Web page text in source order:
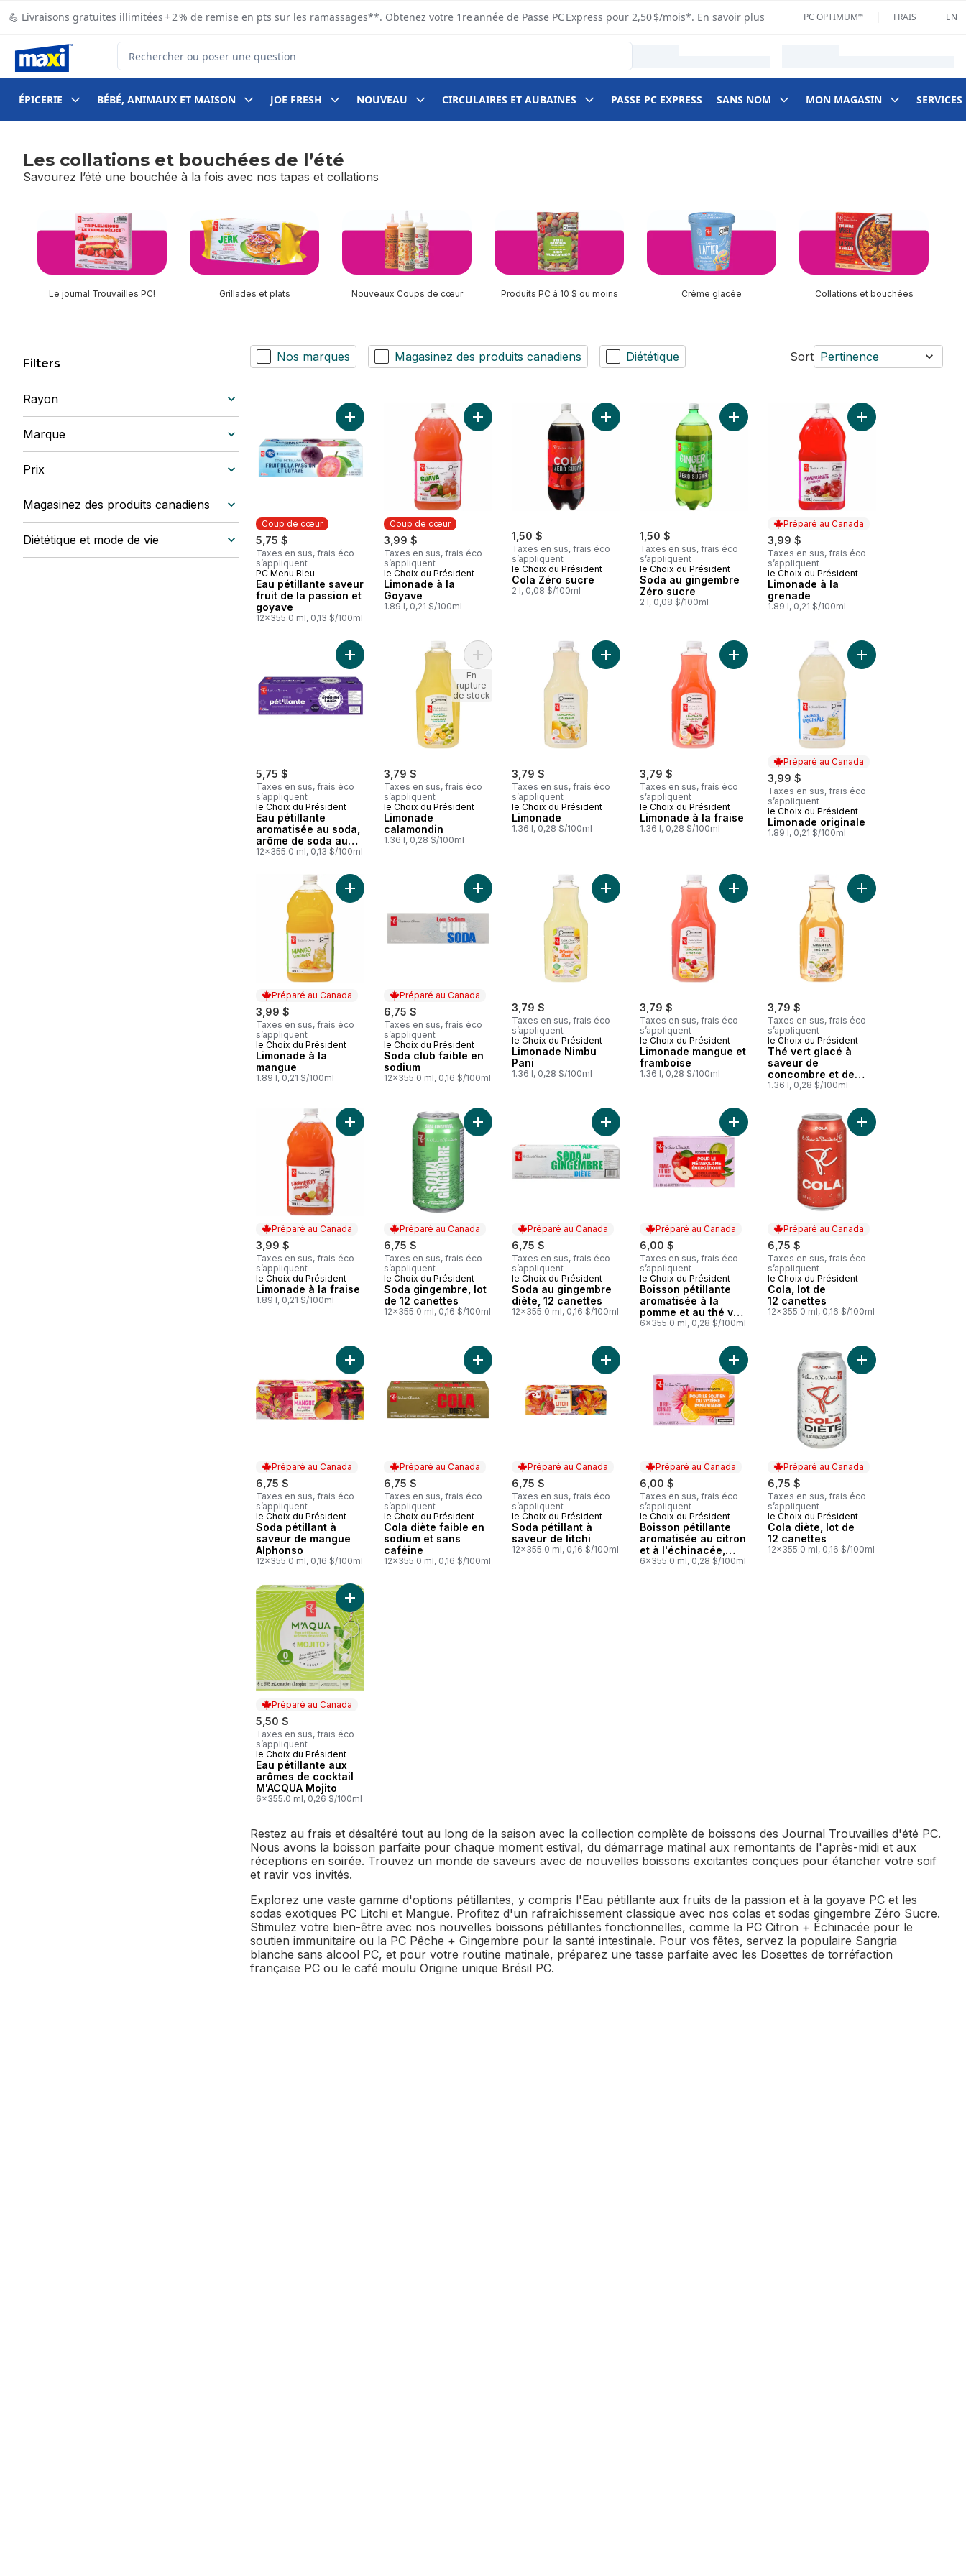
💪 Livraisons gratuites illimitées + 2 % de remise en pts sur les ramassages**. Obtenez votre 1re année de Passe PC Express pour 2,50 $/mois*. En savoir plus PC OPTIMUM🅪 FRAIS EN
Rechercher des produits
ÉPICERIE BÉBÉ, ANIMAUX ET MAISON JOE FRESH NOUVEAU CIRCULAIRES ET AUBAINES PASSE PC EXPRESS SANS NOM MON MAGASIN SERVICES
Les collations et bouchées de l’été
Savourez l’été une bouchée à la fois avec nos tapas et collations
Le journal Trouvailles PC! Grillades et plats Nouveaux Coups de cœur Produits PC à 10 $ ou moins Crème glacée Collations et bouchées
Filters
Rayon
Marque
Prix
Magasinez des produits canadiens
Diététique et mode de vie
Nos marques Magasinez des produits canadiens Diététique Sort Pertinence
Coup de cœur
5,75 $
Taxes en sus, frais éco
s’appliquent
Coup de cœur
PC Menu Bleu
Eau pétillante saveur
fruit de la passion et
goyave
12x355.0 ml, 0,13 $/100ml
Coup de cœur
3,99 $
Taxes en sus, frais éco
s’appliquent
Coup de cœur
le Choix du Président
Limonade à la
Goyave
1.89 l, 0,21 $/100ml
Ajouter Limonade à la Goyave au panier
1,50 $
Taxes en sus, frais éco
s’appliquent
le Choix du Président
Cola Zéro sucre
2 l, 0,08 $/100ml
Ajouter Cola Zéro sucre au panier
1,50 $
Taxes en sus, frais éco
s’appliquent
le Choix du Président
Soda au gingembre
Zéro sucre
2 l, 0,08 $/100ml
Ajouter Soda au gingembre Zéro sucre au panier
Préparé au Canada
3,99 $
Taxes en sus, frais éco
s’appliquent
Préparé au Canada
le Choix du Président
Limonade à la
grenade
1.89 l, 0,21 $/100ml
Ajouter Limonade à
5,75 $
Taxes en sus, frais éco
s’appliquent
le Choix du Président
Eau pétillante
aromatisée au soda,
arôme de soda au
raisin, 12 canettes
12x355.0 ml, 0,13 $/100ml
Ajouter Eau pétillante aromatisée au soda, arôme de soda au raisin, 12 canettes au panier
3,79 $
Taxes en sus, frais éco
s’appliquent
le Choix du Président
Limonade
calamondin
1.36 l, 0,28 $/100ml
Ajouter Limonade calamondin au panier
En
rupture
de stock
3,79 $
Taxes en sus, frais éco
s’appliquent
le Choix du Président
Limonade
1.36 l, 0,28 $/100ml
Ajouter Limonade au panier
3,79 $
Taxes en sus, frais éco
s’appliquent
le Choix du Président
Limonade à la fraise
1.36 l, 0,28 $/100ml
Ajouter Limonade à la fraise au panier
Préparé au Canada
3,99 $
Taxes en sus, frais éco
s’appliquent
Préparé au Canada
le Choix du Président
Limonade originale
1.89 l, 0,21 $/100ml
Ajouter Limonade
Préparé au Canada
3,99 $
Taxes en sus, frais éco
s’appliquent
Préparé au Canada
le Choix du Président
Limonade à la
mangue
1.89 l, 0,21 $/100ml
Ajouter Limonade à la mangue au panier
Préparé au Canada
6,75 $
Taxes en sus, frais éco
s’appliquent
Préparé au Canada
le Choix du Président
Soda club faible en
sodium
12x355.0 ml, 0,16 $/100ml
Ajouter Soda club faible en sodium au panier
3,79 $
Taxes en sus, frais éco
s’appliquent
le Choix du Président
Limonade Nimbu
Pani
1.36 l, 0,28 $/100ml
Ajouter Limonade Nimbu Pani au panier
3,79 $
Taxes en sus, frais éco
s’appliquent
le Choix du Président
Limonade mangue et
framboise
1.36 l, 0,28 $/100ml
Ajouter Limonade mangue et framboise au panier
3,79 $
Taxes en sus, frais éco
s’appliquent
le Choix du Président
Thé vert glacé à
saveur de
concombre et de
menthe
1.36 l, 0,28 $/100ml
Ajouter Thé vert
Préparé au Canada
3,99 $
Taxes en sus, frais éco
s’appliquent
Préparé au Canada
le Choix du Président
Limonade à la fraise
1.89 l, 0,21 $/100ml
Ajouter Limonade à la fraise au panier
Préparé au Canada
6,75 $
Taxes en sus, frais éco
s’appliquent
Préparé au Canada
le Choix du Président
Soda gingembre, lot
de 12 canettes
12x355.0 ml, 0,16 $/100ml
Ajouter Soda gingembre, lot de 12 canettes au panier
Préparé au Canada
6,75 $
Taxes en sus, frais éco
s’appliquent
Préparé au Canada
le Choix du Président
Soda au gingembre
diète, 12 canettes
12x355.0 ml, 0,16 $/100ml
Ajouter Soda au gingembre diète, 12 canettes au panier
Préparé au Canada
6,00 $
Taxes en sus, frais éco
s’appliquent
Préparé au Canada
le Choix du Président
Boisson pétillante
aromatisée à la
pomme et au thé vert
avec vitamine B12
6x355.0 ml, 0,28 $/100ml
Ajouter Boisson pétillante aromatisée à la
Préparé au Canada
6,75 $
Taxes en sus, frais éco
s’appliquent
Préparé au Canada
le Choix du Président
Cola, lot de
12 canettes
12x355.0 ml, 0,16 $/100ml
Ajouter Cola, lot de
Préparé au Canada
6,75 $
Taxes en sus, frais éco
s’appliquent
Préparé au Canada
le Choix du Président
Soda pétillant à
saveur de mangue
Alphonso
12x355.0 ml, 0,16 $/100ml
Ajouter Soda pétillant à saveur de mangue Alphonso au panier
Préparé au Canada
6,75 $
Taxes en sus, frais éco
s’appliquent
Préparé au Canada
le Choix du Président
Cola diète faible en
sodium et sans
caféine
12x355.0 ml, 0,16 $/100ml
Ajouter Cola diète faible en sodium et sans caféine au panier
Préparé au Canada
6,75 $
Taxes en sus, frais éco
s’appliquent
Préparé au Canada
le Choix du Président
Soda pétillant à
saveur de litchi
12x355.0 ml, 0,16 $/100ml
Ajouter Soda pétillant à saveur de litchi au panier
Préparé au Canada
6,00 $
Taxes en sus, frais éco
s’appliquent
Préparé au Canada
le Choix du Président
Boisson pétillante
aromatisée au citron
et à l'échinacée,
avec du zinc pour le
6x355.0 ml, 0,28 $/100ml
Préparé au Canada
6,75 $
Taxes en sus, frais éco
s’appliquent
Préparé au Canada
le Choix du Président
Cola diète, lot de
12 canettes
12x355.0 ml, 0,16 $/100ml
Ajouter Cola diète,
Préparé au Canada
5,50 $
Taxes en sus, frais éco
s’appliquent
Préparé au Canada
le Choix du Président
Eau pétillante aux
arômes de cocktail
M'ACQUA Mojito
6x355.0 ml, 0,26 $/100ml
Ajouter Eau pétillante aux arômes de cocktail M'ACQUA Mojito au panier
Restez au frais et désaltéré tout au long de la saison avec la collection complète de boissons des Journal Trouvailles d'été PC.
Nous avons la boisson parfaite pour chaque moment estival, du démarrage matinal aux remontants de l'après-midi et aux
réceptions en soirée. Trouvez un monde de saveurs avec de nouvelles boissons excitantes conçues pour étancher votre soif
et ravir vos invités.
Explorez une vaste gamme d'options pétillantes, y compris l'Eau pétillante aux fruits de la passion et à la goyave PC et les
sodas exotiques PC Litchi et Mangue. Profitez d'un rafraîchissement classique avec nos colas et sodas gingembre Zéro Sucre.
Stimulez votre bien-être avec nos nouvelles boissons pétillantes fonctionnelles, comme la PC Citron + Échinacée pour le
soutien immunitaire ou la PC Pêche + Gingembre pour la santé intestinale. Pour vos fêtes, servez la populaire Sangria
blanche sans alcool PC, et pour votre routine matinale, préparez une tasse parfaite avec les Dosettes de torréfaction
française PC ou le café moulu Origine unique Brésil PC.